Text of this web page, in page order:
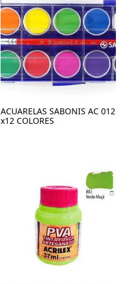
ACUARELAS SABONIS AC 012
x12 COLORES